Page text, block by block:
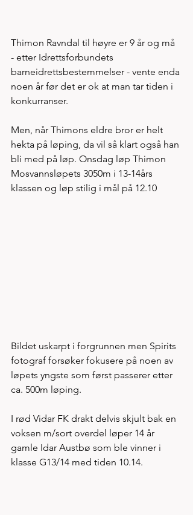
Thimon Ravndal til høyre er 9 år og må
- etter Idrettsforbundets
barneidrettsbestemmelser - vente enda
noen år før det er ok at man tar tiden i
konkurranser.
Men, når Thimons eldre bror er helt
hekta på løping, da vil så klart også han
bli med på løp. Onsdag løp Thimon
Mosvannsløpets 3050m i 13-14års
klassen og løp stilig i mål på 12.10
Bildet uskarpt i forgrunnen men Spirits
fotograf forsøker fokusere på noen av
løpets yngste som først passerer etter
ca. 500m løping.
I rød Vidar FK drakt delvis skjult bak en
voksen m/sort overdel løper 14 år
gamle Idar Austbø som ble vinner i
klasse G13/14 med tiden 10.14.